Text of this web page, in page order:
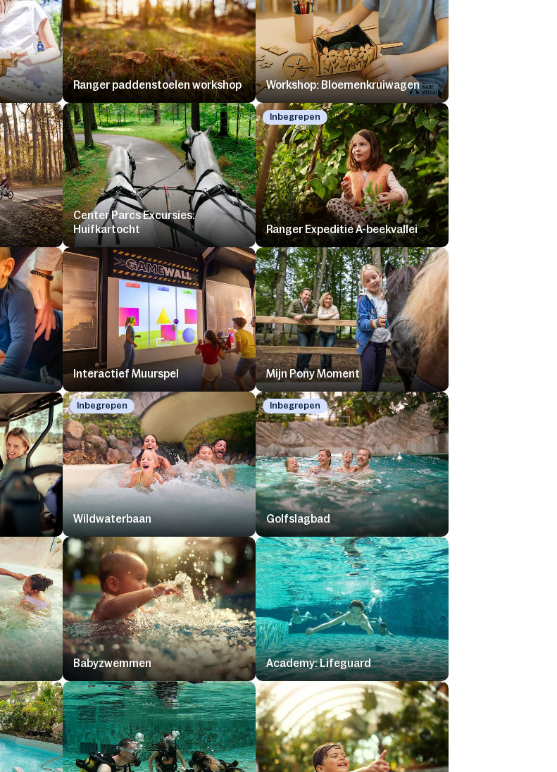
Ranger paddenstoelen workshop Workshop: Bloemenkruiwagen
Center Parcs Excursies:
Huifkartocht
Inbegrepen
Ranger Expeditie A-beekvallei
Interactief Muurspel Mijn Pony Moment
Inbegrepen
Wildwaterbaan
Inbegrepen
Golfslagbad
Babyzwemmen Academy: Lifeguard